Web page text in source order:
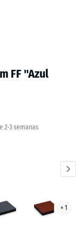
FF "Azul
2-3 semanas
pizarra
+ 1